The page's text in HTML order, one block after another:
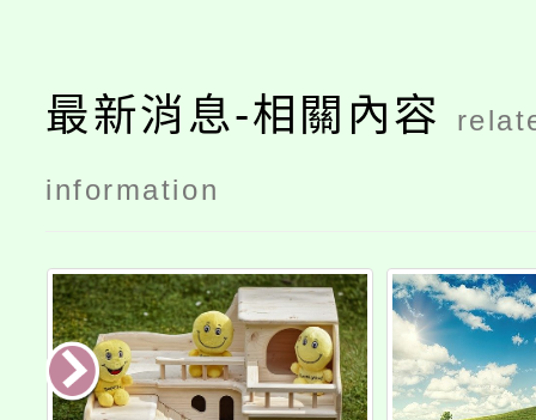
最新消息-相關內容
information